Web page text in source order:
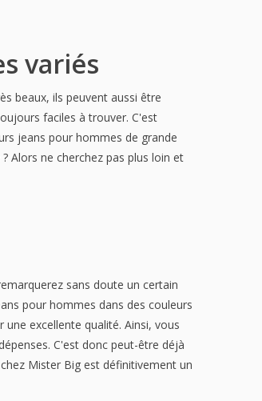
variés
beaux, ils peuvent aussi être
faciles à trouver. C'est
jeans pour hommes de grande
Alors ne cherchez pas plus loin et
sans doute un certain
pour hommes dans des couleurs
excellente qualité. Ainsi, vous
C'est donc peut-être déjà
Mister Big est définitivement un